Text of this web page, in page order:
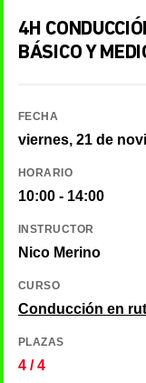
4H
BÁSICO Y
FECHA
viernes, 21 de
HORARIO
10:00 - 14:00
INSTRUCTOR
Nico Merino
CURSO
Conducción en
PLAZAS
4 / 4